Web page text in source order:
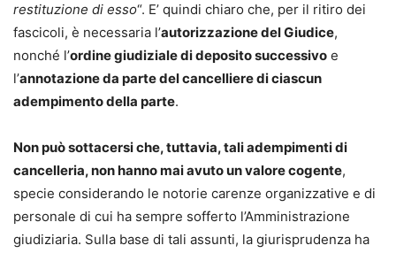
restituzione di esso“. E’ quindi chiaro che, per il ritiro dei
fascicoli, è necessaria l’autorizzazione del Giudice,
nonché l’ordine giudiziale di deposito successivo e
l’annotazione da parte del cancelliere di ciascun
adempimento della parte.
Non può sottacersi che, tuttavia, tali adempimenti di
cancelleria, non hanno mai avuto un valore cogente,
specie considerando le notorie carenze organizzative e di
personale di cui ha sempre sofferto l’Amministrazione
giudiziaria. Sulla base di tali assunti, la giurisprudenza ha